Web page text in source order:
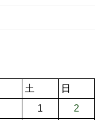
土
日
1
2